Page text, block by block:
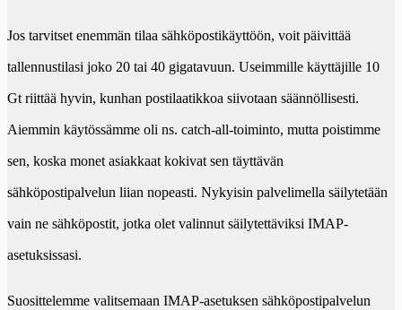
Jos tarvitset enemmän tilaa sähköpostikäyttöön, voit päivittää
tallennustilasi joko 20 tai 40 gigatavuun. Useimmille käyttäjille 10
Gt riittää hyvin, kunhan postilaatikkoa siivotaan säännöllisesti.
Aiemmin käytössämme oli ns. catch-all-toiminto, mutta poistimme
sen, koska monet asiakkaat kokivat sen täyttävän
sähköpostipalvelun liian nopeasti. Nykyisin palvelimella säilytetään
vain ne sähköpostit, jotka olet valinnut säilytettäviksi IMAP-
asetuksissasi.
Suosittelemme valitsemaan IMAP-asetuksen sähköpostipalvelun